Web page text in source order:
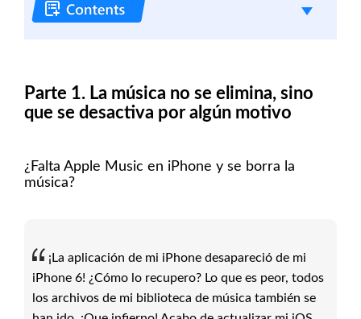
Parte 1. La música no se elimina, sino
que se desactiva por algún motivo
¿Falta Apple Music en iPhone y se borra la
música?
¡La aplicación de mi iPhone desapareció de mi
iPhone 6! ¿Cómo lo recupero? Lo que es peor, todos
los archivos de mi biblioteca de música también se